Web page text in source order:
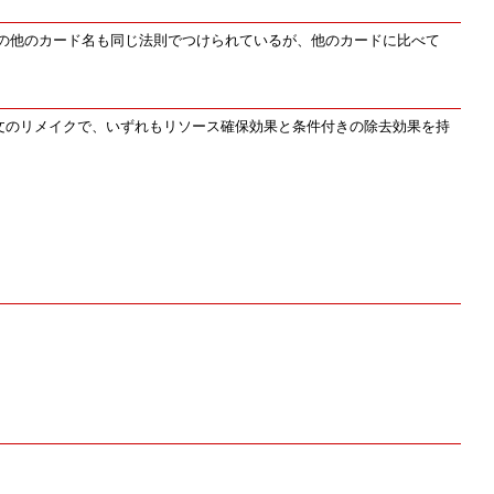
他のカード名も同じ法則でつけられているが、他のカードに比べて
リメイクで、いずれもリソース確保効果と条件付きの除去効果を持